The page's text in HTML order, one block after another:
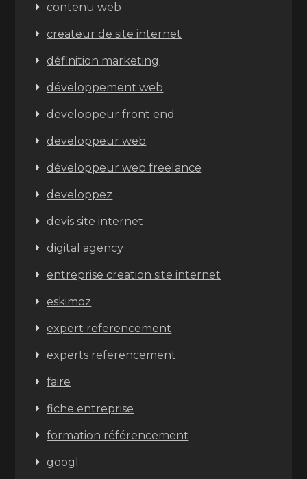
contenu web
createur de site internet
définition marketing
développement web
developpeur front end
developpeur web
développeur web freelance
developpez
devis site internet
digital agency
entreprise creation site internet
eskimoz
expert referencement
experts referencement
faire
fiche entreprise
formation référencement
googl